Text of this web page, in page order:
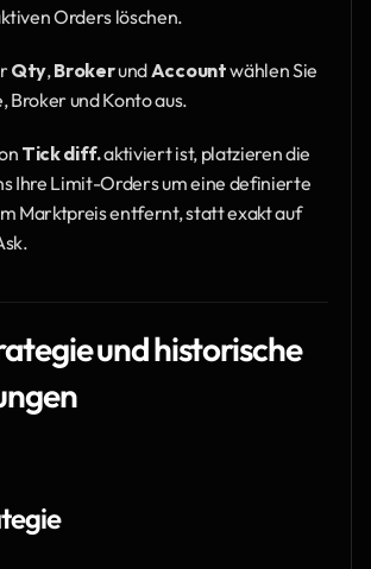
Orders löschen.
Qty, Broker und Account wählen Sie
Broker und Konto aus.
Tick diff. aktiviert ist, platzieren die
Ihre Limit-Orders um eine definierte
Marktpreis entfernt, statt exakt auf
und historische